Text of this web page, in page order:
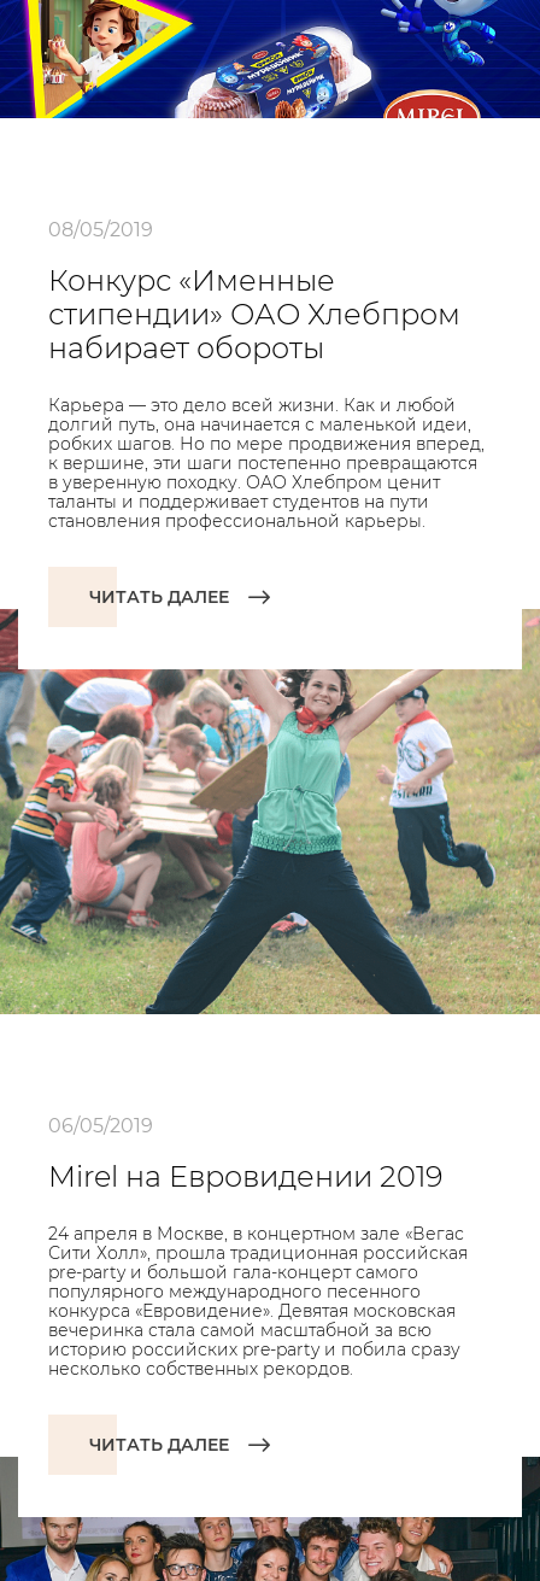
08/05/2019
Конкурс «Именные
стипендии» ОАО Хлебпром
набирает обороты
Карьера — это дело всей жизни. Как и любой
долгий путь, она начинается с маленькой идеи,
робких шагов. Но по мере продвижения вперед,
к вершине, эти шаги постепенно превращаются
в уверенную походку. ОАО Хлебпром ценит
таланты и поддерживает студентов на пути
становления профессиональной карьеры.
ЧИТАТЬ ДАЛЕЕ
06/05/2019
Mirel на Евровидении 2019
24 апреля в Москве, в концертном зале «Вегас
Сити Холл», прошла традиционная российская
pre-party и большой гала-концерт самого
популярного международного песенного
конкурса «Евровидение». Девятая московская
вечеринка стала самой масштабной за всю
историю российских pre-party и побила сразу
несколько собственных рекордов.
ЧИТАТЬ ДАЛЕЕ